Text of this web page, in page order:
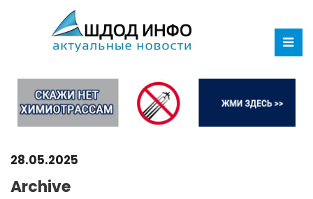
28.05.2025
Archive